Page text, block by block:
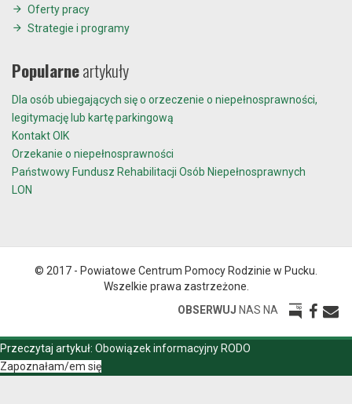
Oferty pracy
Strategie i programy
Popularneartykuły
Dla osób ubiegających się o orzeczenie o niepełnosprawności,
legitymację lub kartę parkingową
Kontakt OIK
Orzekanie o niepełnosprawności
Państwowy Fundusz Rehabilitacji Osób Niepełnosprawnych
LON
© 2017 - Powiatowe Centrum Pomocy Rodzinie w Pucku.
Wszelkie prawa zastrzeżone.
OBSERWUJ NAS NA
Przeczytaj artykuł: Obowiązek informacyjny RODO
Zapoznałam/em się